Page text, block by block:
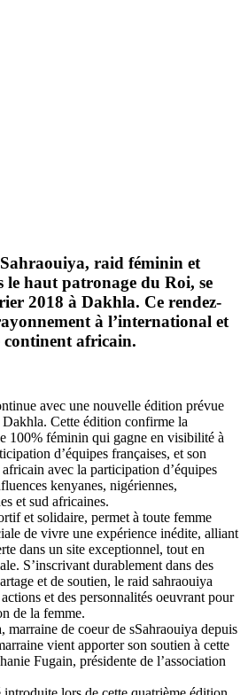
raid féminin et
le haut patronage du Roi, se
2018 à Dakhla. Ce rendez-
à l’international et
continent africain.
avec une nouvelle édition prévue
Cette édition confirme la
100% féminin qui gagne en visibilité à
d’équipes françaises, et son
avec la participation d’équipes
kenyanes, nigériennes,
et sud africaines.
et solidaire, permet à toute femme
de vivre une expérience inédite, alliant
dans un site exceptionnel, tout en
S’inscrivant durablement dans des
et de soutien, le raid sahraouiya
et des personnalités oeuvrant pour
de la femme.
marraine de coeur de sSahraouiya depuis
vient apporter son soutien à cette
Fugain, présidente de l’association